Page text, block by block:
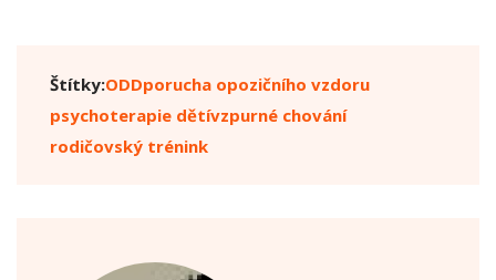
Štítky:ODDporucha opozičního vzdoru
psychoterapie dětívzpurné chování
rodičovský trénink